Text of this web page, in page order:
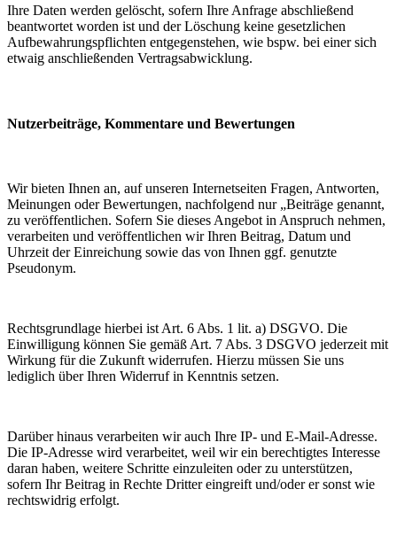
Ihre Daten werden gelöscht, sofern Ihre Anfrage abschließend
beantwortet worden ist und der Löschung keine gesetzlichen
Aufbewahrungspflichten entgegenstehen, wie bspw. bei einer sich
etwaig anschließenden Vertragsabwicklung.
Nutzerbeiträge, Kommentare und Bewertungen
Wir bieten Ihnen an, auf unseren Internetseiten Fragen, Antworten,
Meinungen oder Bewertungen, nachfolgend nur „Beiträge genannt,
zu veröffentlichen. Sofern Sie dieses Angebot in Anspruch nehmen,
verarbeiten und veröffentlichen wir Ihren Beitrag, Datum und
Uhrzeit der Einreichung sowie das von Ihnen ggf. genutzte
Pseudonym.
Rechtsgrundlage hierbei ist Art. 6 Abs. 1 lit. a) DSGVO. Die
Einwilligung können Sie gemäß Art. 7 Abs. 3 DSGVO jederzeit mit
Wirkung für die Zukunft widerrufen. Hierzu müssen Sie uns
lediglich über Ihren Widerruf in Kenntnis setzen.
Darüber hinaus verarbeiten wir auch Ihre IP- und E-Mail-Adresse.
Die IP-Adresse wird verarbeitet, weil wir ein berechtigtes Interesse
daran haben, weitere Schritte einzuleiten oder zu unterstützen,
sofern Ihr Beitrag in Rechte Dritter eingreift und/oder er sonst wie
rechtswidrig erfolgt.